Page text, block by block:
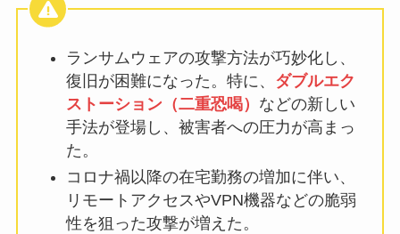
ランサムウェアの攻撃方法が巧妙化し、
復旧が困難になった。特に、 ダブルエク
ストーション（二重恐喝） などの新しい
手法が登場し、被害者への圧力が高まっ
た。
コロナ禍以降の在宅勤務の増加に伴い、
リモートアクセスやVPN機器などの脆弱
性を狙った攻撃が増えた。